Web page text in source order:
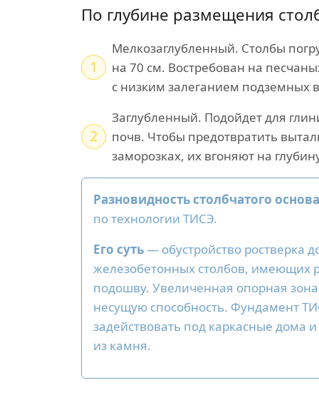
По глубине размещения
1
Мелкозаглубленный. Столбы
на 70 см. Востребован на
с низким залеганием подземных
2
Заглубленный. Подойдет для
почв. Чтобы предотвратить
заморозках, их вгоняют на
Разновидность столбчатого
по технологии ТИСЭ.
Его суть— обустройство ростверка
железобетонных столбов, имеющих
подошву. Увеличенная опорная
несущую способность. Фундамент
задействовать под каркасные дома
из камня.